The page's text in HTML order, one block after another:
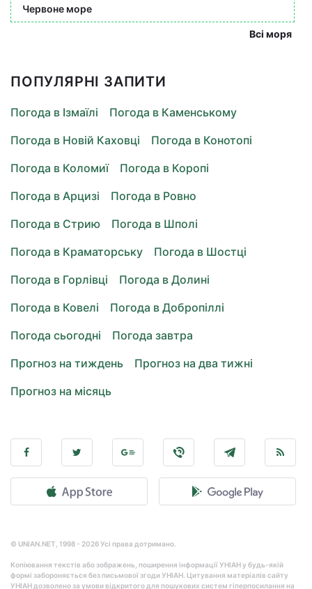
Червоне море
Всі моря
ПОПУЛЯРНІ ЗАПИТИ
Погода в Ізмаїлі
Погода в Каменському
Погода в Новій Каховці
Погода в Конотопі
Погода в Коломиї
Погода в Коропі
Погода в Арцизі
Погода в Ровно
Погода в Стрию
Погода в Шполі
Погода в Краматорську
Погода в Шостці
Погода в Горлівці
Погода в Долині
Погода в Ковелі
Погода в Добропіллі
Погода сьогодні
Погода завтра
Прогноз на тиждень
Прогноз на два тижні
Прогноз на місяць
© UNIAN.NET, 1998 - 2026 Усі права дотримано.
Копіювання текстів або зображень, поширення інформації УНІАН у будь-якій
формі забороняється без письмової згоди УНІАН. Цитування матеріалів сайту
УНІАН дозволено за умови відкритого для пошукових систем гіперпосилання на